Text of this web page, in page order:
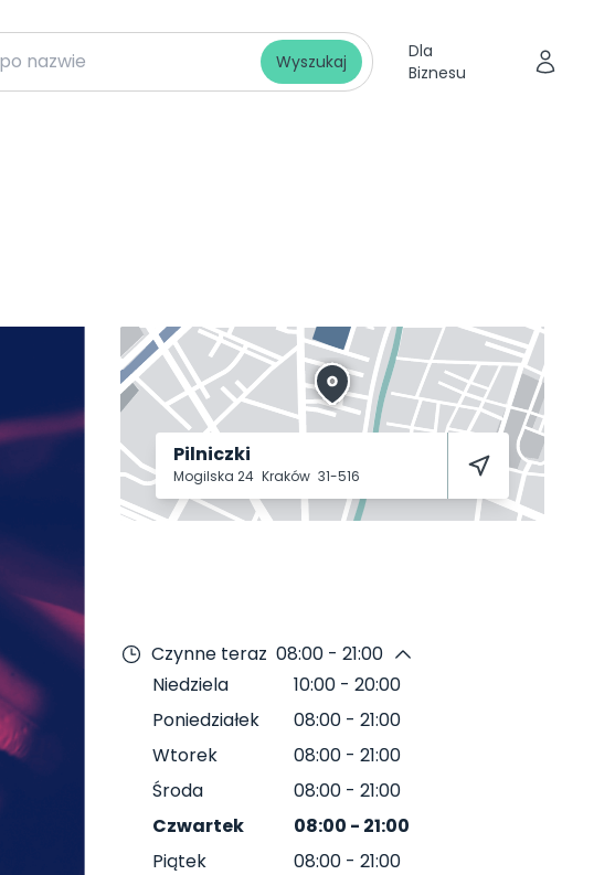
Wyszukaj
Dla
Biznesu
Pilniczki
Mogilska 24 Kraków 31-516
Czynne teraz 08:00 - 21:00
Niedziela
10:00 - 20:00
Poniedziałek
08:00 - 21:00
Wtorek
08:00 - 21:00
Środa
08:00 - 21:00
Czwartek
08:00 - 21:00
Piątek
08:00 - 21:00